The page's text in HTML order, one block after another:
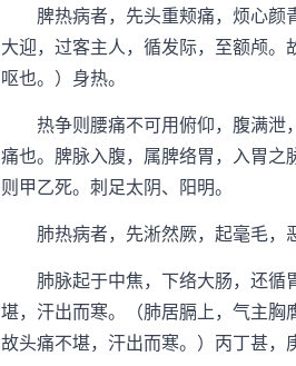
脾热病者，先头重颊痛，烦心颜
大迎，过客主人，循发际，至额颅
呕也。）身热。
热争则腰痛不可用俯仰，腹满泄
痛也。脾脉入腹，属脾络胃，入胃
则甲乙死。刺足太阴、阳明。
肺热病者，先淅然厥，起毫毛，
肺脉起于中焦，下络大肠，还循
堪，汗出而寒。（肺居膈上，气主胸
故头痛不堪，汗出而寒。）丙丁甚，